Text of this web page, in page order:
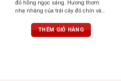
đỏ hồng ngọc sáng. Hương thơm
nhẹ nhàng của trái cây đỏ chín và
ngọt ngào khi thưởng thức.
THÊM GIỎ HÀNG